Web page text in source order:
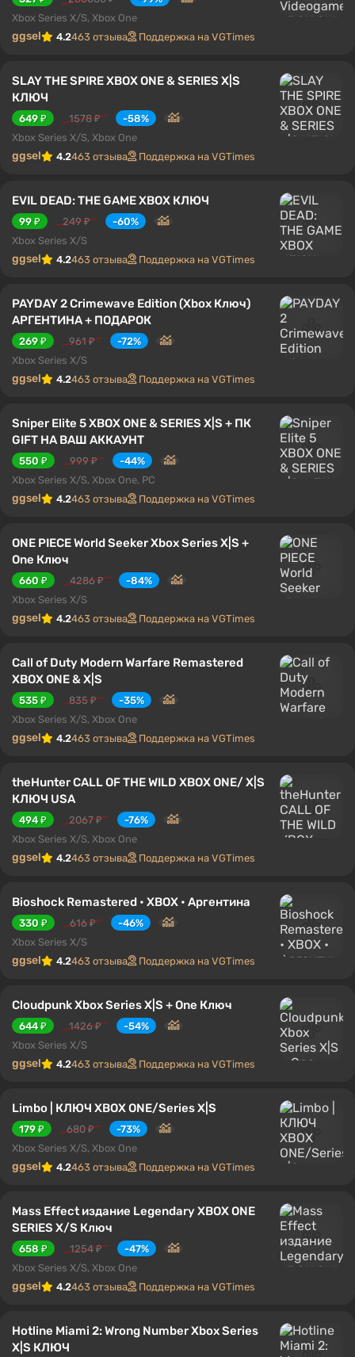
Xbox Series X/S, Xbox One
ggsel 4.2463 отзыва Поддержка на VGTimes
SLAY THE SPIRE XBOX ONE & SERIES X|S
КЛЮЧ
649 ₽ 1578 ₽
-58%
Xbox Series X/S, Xbox One
ggsel 4.2463 отзыва Поддержка на VGTimes
EVIL DEAD: THE GAME XBOX КЛЮЧ
99 ₽ 249 ₽
-60%
Xbox Series X/S
ggsel 4.2463 отзыва Поддержка на VGTimes
PAYDAY 2 Crimewave Edition (Xbox Ключ)
АРГЕНТИНА + ПОДАРОК
269 ₽ 961 ₽
-72%
Xbox Series X/S
ggsel 4.2463 отзыва Поддержка на VGTimes
Sniper Elite 5 XBOX ONE & SERIES X|S + ПК
GIFT НА ВАШ АККАУНТ
550 ₽ 999 ₽
-44%
Xbox Series X/S, Xbox One, PC
ggsel 4.2463 отзыва Поддержка на VGTimes
ONE PIECE World Seeker Xbox Series X|S +
One Ключ
660 ₽ 4286 ₽
-84%
Xbox Series X/S
ggsel 4.2463 отзыва Поддержка на VGTimes
Call of Duty Modern Warfare Remastered
XBOX ONE & X|S
535 ₽ 835 ₽
-35%
Xbox Series X/S, Xbox One
ggsel 4.2463 отзыва Поддержка на VGTimes
theHunter CALL OF THE WILD XBOX ONE/ X|S
КЛЮЧ USA
494 ₽ 2067 ₽
-76%
Xbox Series X/S, Xbox One
ggsel 4.2463 отзыва Поддержка на VGTimes
Bioshock Remastered • XBOX • Аргентина
330 ₽ 616 ₽
-46%
Xbox Series X/S
ggsel 4.2463 отзыва Поддержка на VGTimes
Cloudpunk Xbox Series X|S + One Ключ
644 ₽ 1426 ₽
-54%
Xbox Series X/S
ggsel 4.2463 отзыва Поддержка на VGTimes
Limbo | КЛЮЧ XBOX ONE/Series X|S
179 ₽ 680 ₽
-73%
Xbox Series X/S, Xbox One
ggsel 4.2463 отзыва Поддержка на VGTimes
Mass Effect издание Legendary XBOX ONE
SERIES X/S Ключ
658 ₽ 1254 ₽
-47%
Xbox Series X/S, Xbox One
ggsel 4.2463 отзыва Поддержка на VGTimes
Hotline Miami 2: Wrong Number Xbox Series
X|S КЛЮЧ